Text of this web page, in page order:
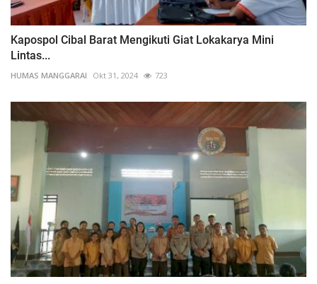
Kapospol Cibal Barat Mengikuti Giat Lokakarya Mini
Lintas...
HUMAS MANGGARAI Okt 31, 2024 723